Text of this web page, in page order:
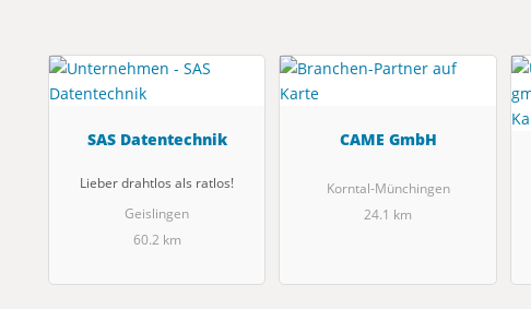
SAS Datentechnik
Lieber drahtlos als ratlos!
Geislingen
60.2 km
CAME GmbH
Korntal-Münchingen
24.1 km